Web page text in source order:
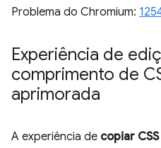
Problema do Chromium:
Experiência de
comprimento de
aprimorada
A experiência de copiar CSS